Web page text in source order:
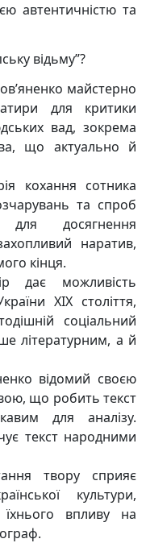
автентичністю та
відьму”?
майстерно
для критики
вад, зокрема
що актуально й
кохання сотника
та спроб
для досягнення
наратив,
кінця.
дає можливість
XIX століття,
соціальний
літературним, а й
відомий своєю
що робить текст
для аналізу.
текст народними
твору сприяє
культури,
їхнього впливу на